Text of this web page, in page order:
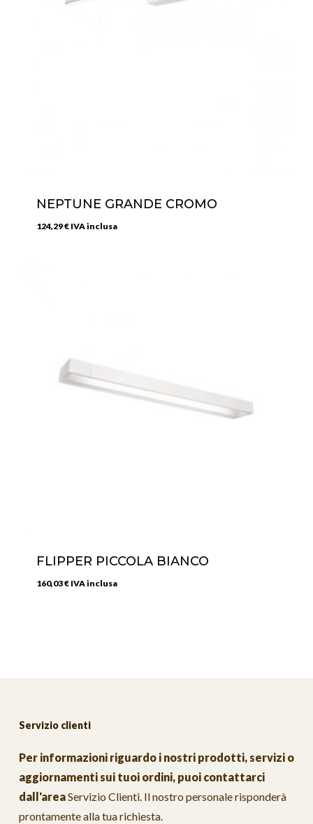
NEPTUNE GRANDE CROMO
124,29€ IVA inclusa
FLIPPER PICCOLA BIANCO
160,03€ IVA inclusa
Servizio clienti
Per informazioni riguardo i nostri prodotti, servizi o
aggiornamenti sui tuoi ordini, puoi contattarci
dall'areaServizio Clienti. Il nostro personale risponderà
prontamente alla tua richiesta.